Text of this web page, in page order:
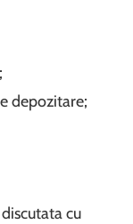
depozitare;
cu